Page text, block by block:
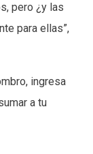
pero ¿y las
para ellas”,
ingresa
a tu